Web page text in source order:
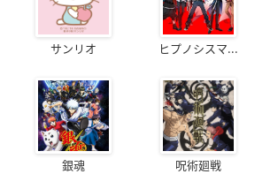
サンリオ ヒプノシスマ...
銀魂 呪術廻戦